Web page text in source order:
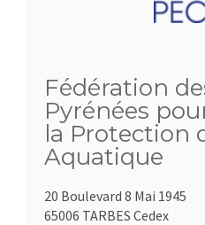
Fédération
Pyrénées
la Protection
Aquatique
20 Boulevard 8 Mai 1945
65006 TARBES Cedex